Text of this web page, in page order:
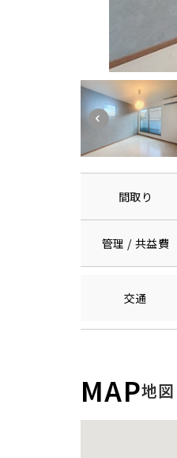
間取り
管理 / 共益費
交通
MAP地図